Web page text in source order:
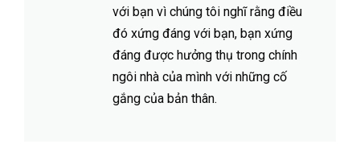
với bạn vì chúng tôi nghĩ rằng điều
đó xứng đáng với bạn, bạn xứng
đáng được hưởng thụ trong chính
ngôi nhà của mình với những cố
gắng của bản thân.